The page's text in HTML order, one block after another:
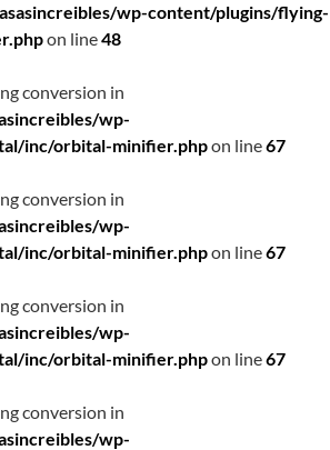
wp-content/plugins/flying-
on line48
conversion in
wp-
inc/orbital-minifier.phpon line67
conversion in
wp-
inc/orbital-minifier.phpon line67
conversion in
wp-
inc/orbital-minifier.phpon line67
conversion in
wp-